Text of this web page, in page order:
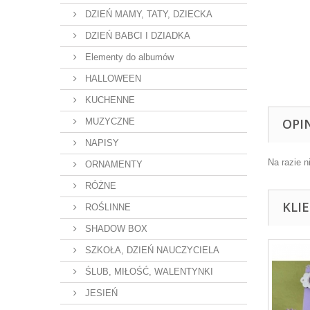
DZIEŃ MAMY, TATY, DZIECKA
DZIEŃ BABCI I DZIADKA
Elementy do albumów
HALLOWEEN
KUCHENNE
MUZYCZNE
NAPISY
ORNAMENTY
RÓŻNE
ROŚLINNE
SHADOW BOX
SZKOŁA, DZIEŃ NAUCZYCIELA
ŚLUB, MIŁOŚĆ, WALENTYNKI
JESIEŃ
Na razie